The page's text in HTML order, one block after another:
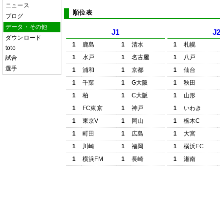
ニュース
ブログ
データ・その他
ダウンロード
toto
試合
選手
順位表
J1
1 鹿島 1
清水
1
水戸 1
名古屋
1
浦和 1
京都
1
千葉 1
G大阪
1
柏 1
C大阪
1
FC東京 1
神戸
1
東京V 1
岡山
1
町田 1
広島
1
川崎 1
福岡
1
横浜FM 1 長崎
1
札幌
1
八戸
1
仙台
1
秋田
1
山形
1
いわき
1
栃木C
1
大宮
1
横浜FC
1
湘南